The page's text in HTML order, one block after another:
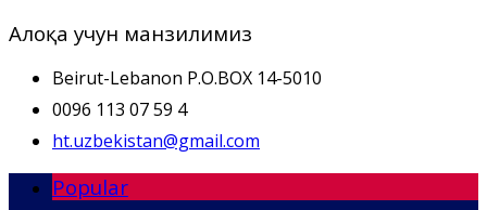
Алоқа учун манзилимиз
Beirut-Lebanon P.O.BOX 14-5010
0096 113 07 59 4
ht.uzbekistan@gmail.com
Popular